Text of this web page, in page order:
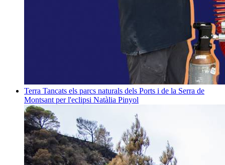
Terra Tancats els parcs naturals dels Ports i de la Serra de
Montsant per l'eclipsi Natàlia Pinyol